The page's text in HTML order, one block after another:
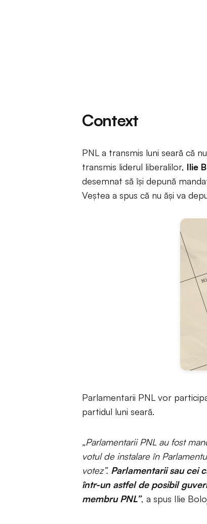
Context
PNL a transmis luni seară că
transmis liderul liberalilor, Ilie
desemnat să își depună
Veștea a spus că nu ăși va
Parlamentarii PNL vor
partidul luni seară.
„Parlamentarii PNL au fost
votul de instalare în
votez”. Parlamentarii sau cei
într-un astfel de posibil
membru PNL”, a spus Ilie